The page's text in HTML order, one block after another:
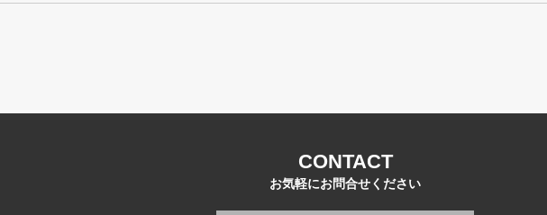
CONTACT
お気軽にお問合せください